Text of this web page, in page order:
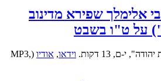
אלימלך שפירא מדינוב
על ט"ו בשבט
י-ם, 13 דקות. וידאו, אודיו (MP3,